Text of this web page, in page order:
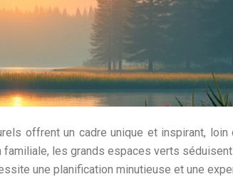
offrent un cadre unique et inspirant,
les grands espaces verts
une planification minutieuse et une